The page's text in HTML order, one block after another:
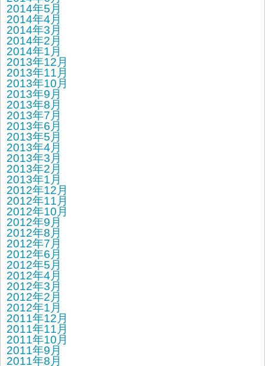
2014年5月
2014年4月
2014年3月
2014年2月
2014年1月
2013年12月
2013年11月
2013年10月
2013年9月
2013年8月
2013年7月
2013年6月
2013年5月
2013年4月
2013年3月
2013年2月
2013年1月
2012年12月
2012年11月
2012年10月
2012年9月
2012年8月
2012年7月
2012年6月
2012年5月
2012年4月
2012年3月
2012年2月
2012年1月
2011年12月
2011年11月
2011年10月
2011年9月
2011年8月